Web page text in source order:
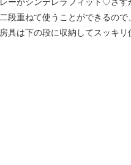
段重ねて使うことができるので
具は下の段に収納してスッキリ